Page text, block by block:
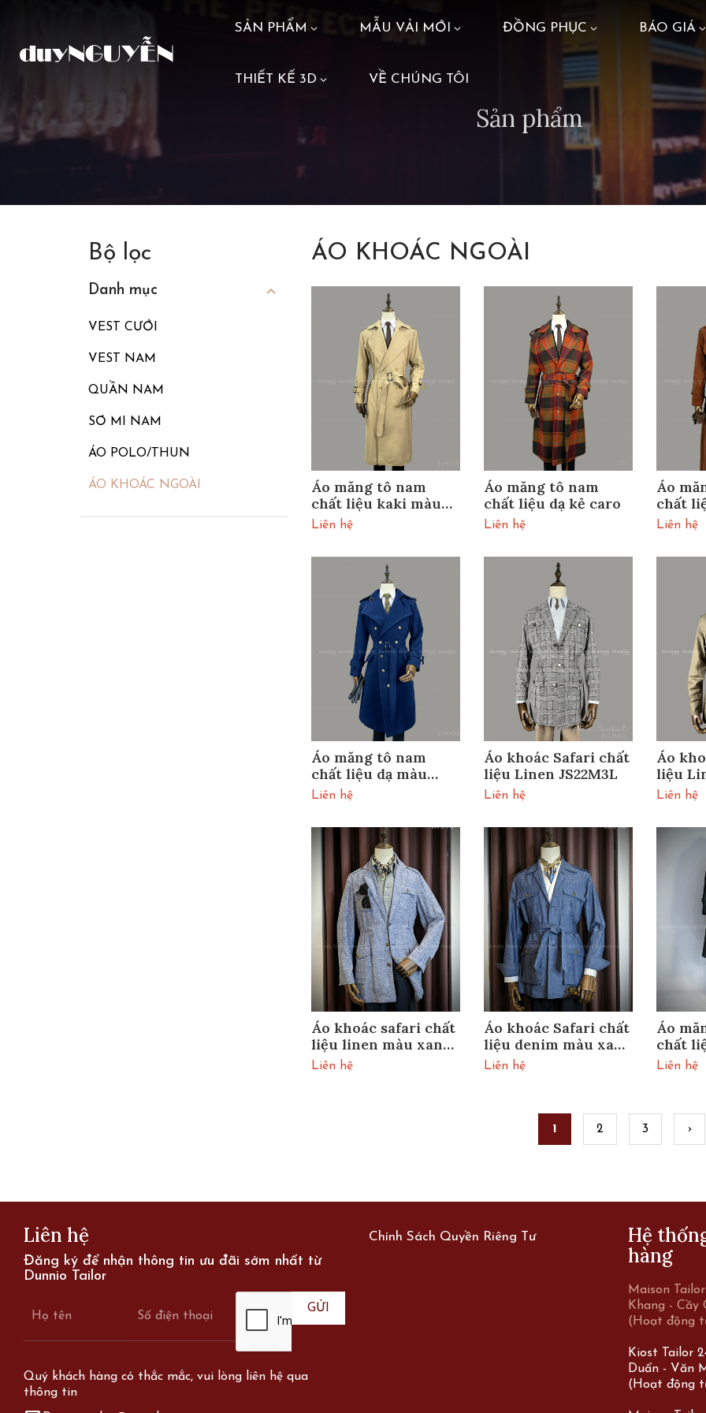
SẢN PHẨM MẪU VẢI MỚI ĐỒNG PHỤC BÁO GIÁ
THIẾT KẾ 3D VỀ CHÚNG TÔI
Sản phẩm
Bộ lọc
Danh mục
VEST CƯỚI
VEST NAM
QUẦN NAM
SƠ MI NAM
ÁO POLO/THUN
ÁO KHOÁC NGOÀI
ÁO KHOÁC NGOÀI
Áo măng tô nam
chất liệu kaki màu
be
Liên hệ
Áo măng tô nam
chất liệu dạ kẻ caro
Liên hệ
Áo
chất
nâu
Liên hệ
Áo măng tô nam
chất liệu dạ màu
xanh DEHQ4
Liên hệ
Áo khoác Safari chất
liệu Linen JS22M3L
Liên hệ
Áo
liệu
Liên hệ
Áo khoác safari chất
liệu linen màu xanh
nhạt JS1.3VG
Liên hệ
Áo khoác Safari chất
liệu denim màu xanh
JEAN JS1.5VG
Liên hệ
Áo
chất
xanh
Liên hệ
1 2 3 ›
Liên hệ
Đăng ký để nhận thông tin ưu đãi sớm nhất từ
Dunnio Tailor
Quý khách hàng có thắc mắc, vui lòng liên hệ qua
thông tin
Chính Sách Quyền Riêng Tư
Hệ
hàng
Maison
Khang - Cầy
(Hoạt động
Kiost Tailor
Duẩn - Văn
(Hoạt động